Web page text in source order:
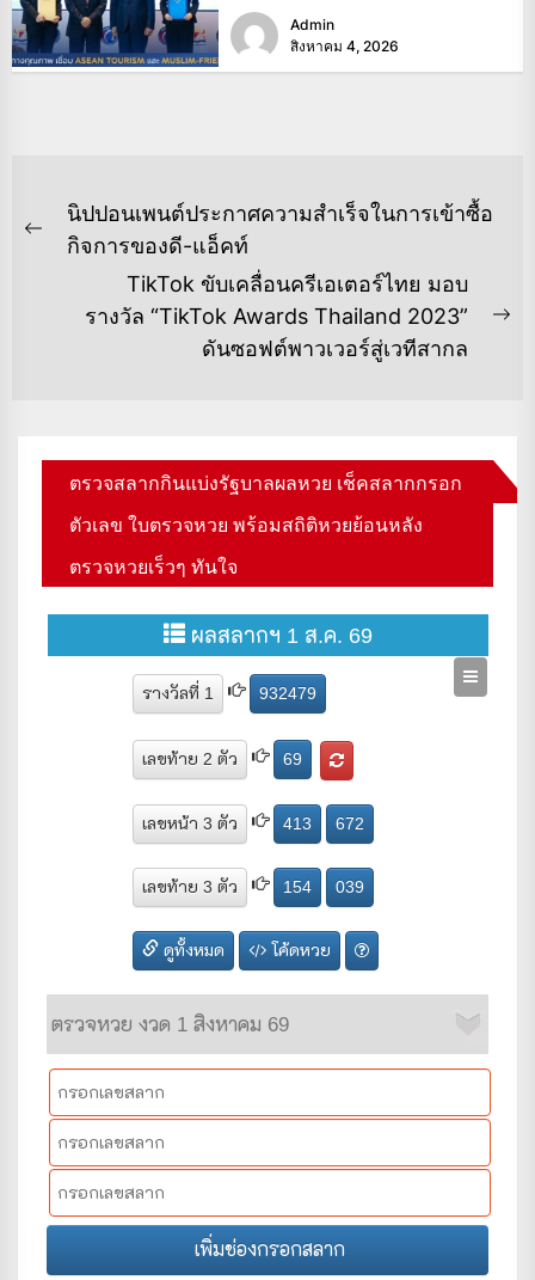
Admin
สิงหาคม 4, 2026
แนะแนว
เรื่อง
Previous
นิปปอนเพนต์ประกาศความสำเร็จในการเข้าซื้อ
กิจการของดี-แอ็คท์
TikTok ขับเคลื่อนครีเอเตอร์ไทย มอบ
รางวัล “TikTok Awards Thailand 2023”
ดันซอฟต์พาวเวอร์สู่เวทีสากล
ตรวจสลากกินแบ่งรัฐบาลผลหวย เช็คสลากกรอก
ตัวเลข ใบตรวจหวย พร้อมสถิติหวยย้อนหลัง
ตรวจหวยเร็วๆ ทันใจ